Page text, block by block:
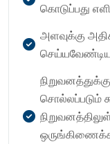
கொடுப்பது
அளவுக்கு
செய்யவேண்டிய
சொல்லப்படும்